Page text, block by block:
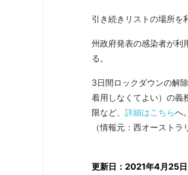
引き続きリストの場所を
州政府発表の感染者が利
る。
3日間ロックダウンの解
着用しなくてよい）の義
限など、 詳細はこちらへ。
（情報元：西オースト
更新日：2021年4月25日